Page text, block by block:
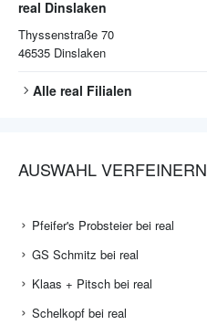
real Dinslaken
Thyssenstraße 70
46535 Dinslaken
Alle real Filialen
AUSWAHL VERFEINERN
Pfeifer's Probsteier bei real
GS Schmitz bei real
Klaas + Pitsch bei real
Schelkopf bei real